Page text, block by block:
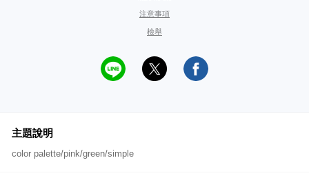
注意事項
檢舉
主題說明
color palette/pink/green/simple